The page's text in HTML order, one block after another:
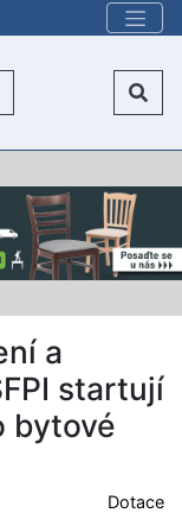
a
startují
bytové
Dotace